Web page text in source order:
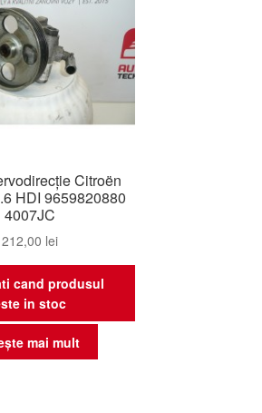
Citroën
HDI 9659820880
4007JC
212,00 lei
cand produsul
in stoc
mai mult